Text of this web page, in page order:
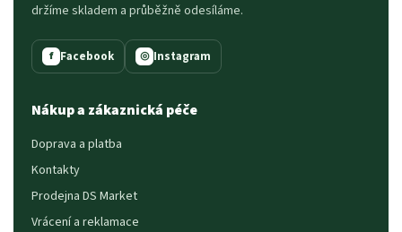
držíme skladem a průběžně odesíláme.
f Facebook ◎ Instagram
Nákup a zákaznická péče
Doprava a platba
Kontakty
Prodejna DS Market
Vrácení a reklamace